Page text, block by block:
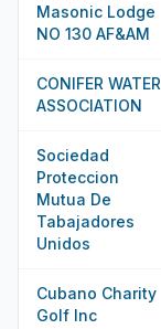
Masonic Lodge
NO 130 AF&AM
CONIFER WATER
ASSOCIATION
Sociedad
Proteccion
Mutua De
Tabajadores
Unidos
Cubano Charity
Golf Inc